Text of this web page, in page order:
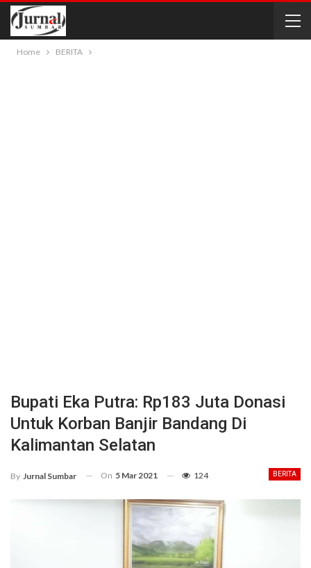
Home BERITA
Bupati Eka Putra: Rp183 Juta Donasi
Untuk Korban Banjir Bandang Di
Kalimantan Selatan
BERITA
By Jurnal Sumbar On 5 Mar 2021 124